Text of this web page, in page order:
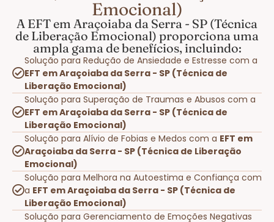
Emocional)
A EFT em Araçoiaba da Serra - SP (Técnica
de Liberação Emocional) proporciona uma
ampla gama de benefícios, incluindo:
Solução para Redução de Ansiedade e Estresse com a
EFT em Araçoiaba da Serra - SP (Técnica de
Liberação Emocional)
Solução para Superação de Traumas e Abusos com a
EFT em Araçoiaba da Serra - SP (Técnica de
Liberação Emocional)
Solução para Alívio de Fobias e Medos com a EFT em
Araçoiaba da Serra - SP (Técnica de Liberação
Emocional)
Solução para Melhora na Autoestima e Confiança com
a EFT em Araçoiaba da Serra - SP (Técnica de
Liberação Emocional)
Solução para Gerenciamento de Emoções Negativas